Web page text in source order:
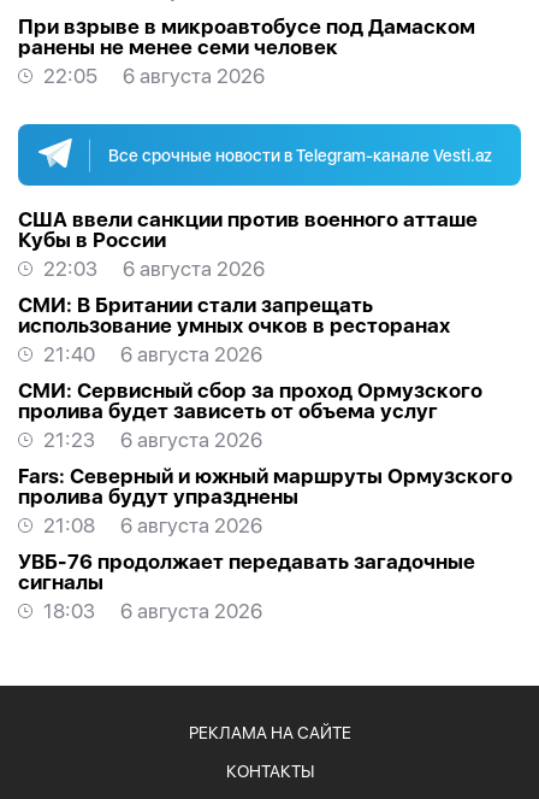
При взрыве в микроавтобусе под Дамаском
ранены не менее семи человек
22:05
6 августа 2026
Все срочные новости в Telegram-канале Vesti.az
США ввели санкции против военного атташе
Кубы в России
22:03
6 августа 2026
СМИ: В Британии стали запрещать
использование умных очков в ресторанах
21:40
6 августа 2026
СМИ: Сервисный сбор за проход Ормузского
пролива будет зависеть от объема услуг
21:23
6 августа 2026
Fars: Северный и южный маршруты Ормузского
пролива будут упразднены
21:08
6 августа 2026
УВБ-76 продолжает передавать загадочные
сигналы
18:03
6 августа 2026
РЕКЛАМА НА САЙТЕ
КОНТАКТЫ